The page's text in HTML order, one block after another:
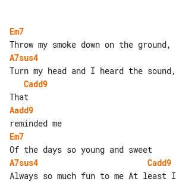
Em7
A7sus4
Cadd9
Aadd9
Em7
A7sus4
Cadd9